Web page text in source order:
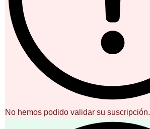
No hemos podido validar su suscripción.